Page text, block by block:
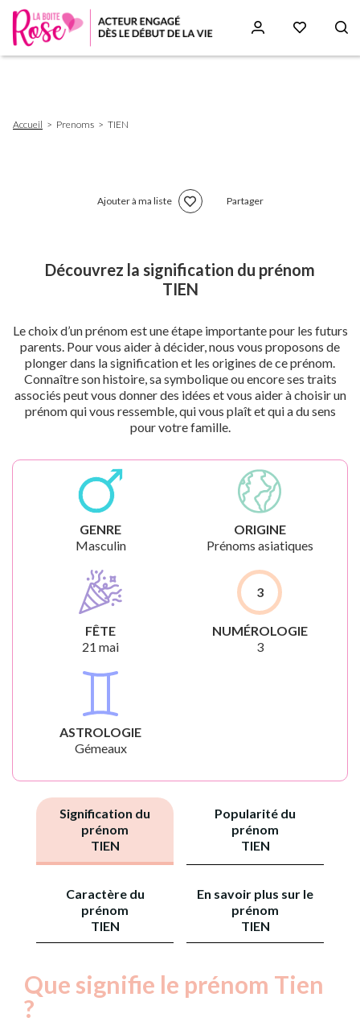
d'Ariane
Accueil Prenoms TIEN
Ajouter à ma liste Partager
Découvrez la signification du prénom
TIEN
Le choix d’un prénom est une étape importante pour les futurs
parents. Pour vous aider à décider, nous vous proposons de
plonger dans la signification et les origines de ce prénom.
Connaître son histoire, sa symbolique ou encore ses traits
associés peut vous donner des idées et vous aider à choisir un
prénom qui vous ressemble, qui vous plaît et qui a du sens
pour votre famille.
GENRE
Masculin
ORIGINE
Prénoms asiatiques
FÊTE
21 mai
3
NUMÉROLOGIE
3
ASTROLOGIE
Gémeaux
Signification du
prénom
TIEN
Popularité du
prénom
TIEN
Caractère du
prénom
TIEN
En savoir plus sur le
prénom
TIEN
Que signifie le prénom Tien
?